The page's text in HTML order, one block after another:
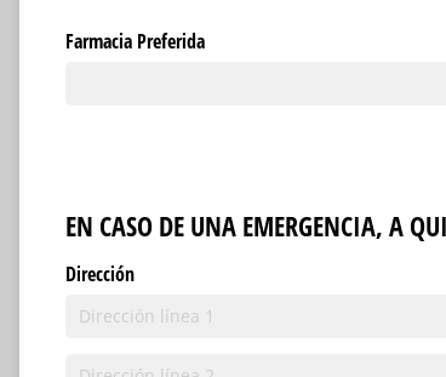
Farmacia Preferida
EN CASO DE UNA EMERGENCIA, A
Dirección